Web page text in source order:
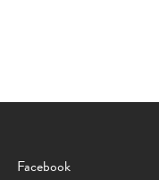
Facebook